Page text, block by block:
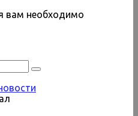
вам необходимо